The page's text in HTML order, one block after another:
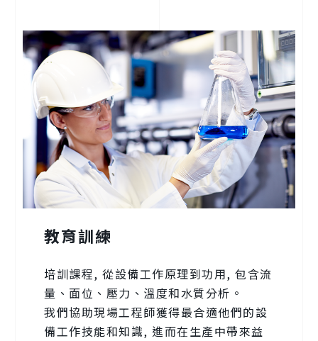
教育訓練
培訓課程, 從設備工作原理到功用, 包含流
量、面位、壓力、溫度和水質分析。
我們協助現場工程師獲得最合適他們的設
備工作技能和知識, 進而在生產中帶來益